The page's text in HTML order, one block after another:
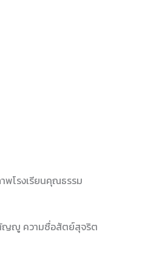
พโรงเรียนคุณธรรม
ตัญญู ความซื่อสัตย์สุจริต